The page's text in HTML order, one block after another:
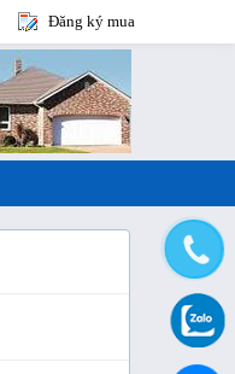
Đăng ký mua